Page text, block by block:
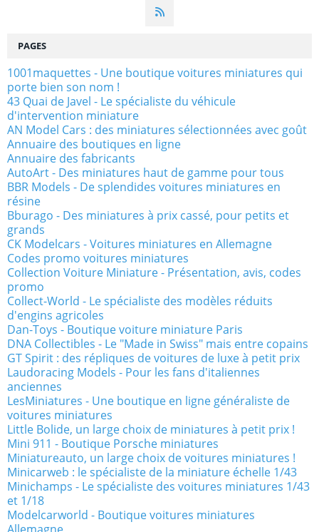
PAGES
1001maquettes - Une boutique voitures miniatures qui
porte bien son nom !
43 Quai de Javel - Le spécialiste du véhicule
d'intervention miniature
AN Model Cars : des miniatures sélectionnées avec goût
Annuaire des boutiques en ligne
Annuaire des fabricants
AutoArt - Des miniatures haut de gamme pour tous
BBR Models - De splendides voitures miniatures en
résine
Bburago - Des miniatures à prix cassé, pour petits et
grands
CK Modelcars - Voitures miniatures en Allemagne
Codes promo voitures miniatures
Collection Voiture Miniature - Présentation, avis, codes
promo
Collect-World - Le spécialiste des modèles réduits
d'engins agricoles
Dan-Toys - Boutique voiture miniature Paris
DNA Collectibles - Le "Made in Swiss" mais entre copains
GT Spirit : des répliques de voitures de luxe à petit prix
Laudoracing Models - Pour les fans d'italiennes
anciennes
LesMiniatures - Une boutique en ligne généraliste de
voitures miniatures
Little Bolide, un large choix de miniatures à petit prix !
Mini 911 - Boutique Porsche miniatures
Miniatureauto, un large choix de voitures miniatures !
Minicarweb : le spécialiste de la miniature échelle 1/43
Minichamps - Le spécialiste des voitures miniatures 1/43
et 1/18
Modelcarworld - Boutique voitures miniatures